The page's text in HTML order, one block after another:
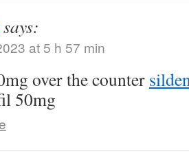
says:
at 5 h 57 min
over the counter
50mg